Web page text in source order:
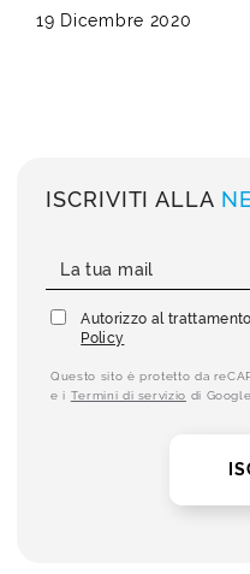
19 Dicembre 2020
ISCRIVITI ALLA
Autorizzo al
Policy
Questo sito è protetto da
e i Termini di servizio di